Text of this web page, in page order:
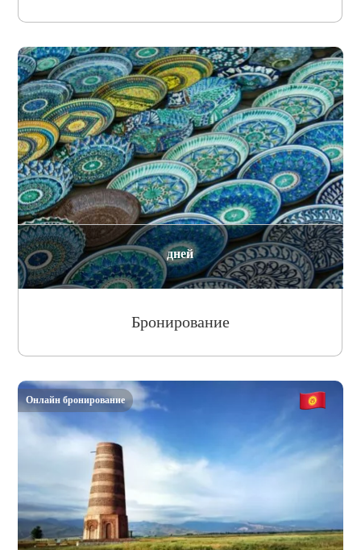
дней
Бронирование
Онлайн бронирование